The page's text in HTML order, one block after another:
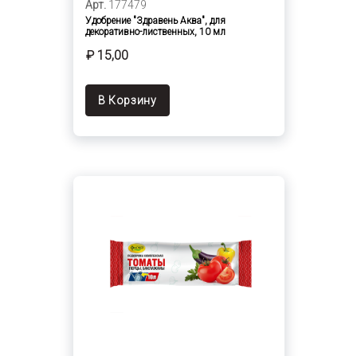
Арт. 177479
Удобрение "Здравень Аква", для
декоративно-лиственных, 10 мл
₽ 15,00
В Корзину